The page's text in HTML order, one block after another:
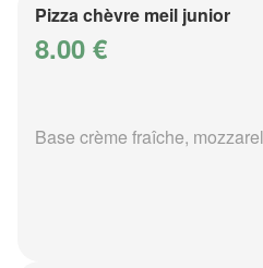
Pizza chèvre meil junior
8.00 €
Base crème fraîche,